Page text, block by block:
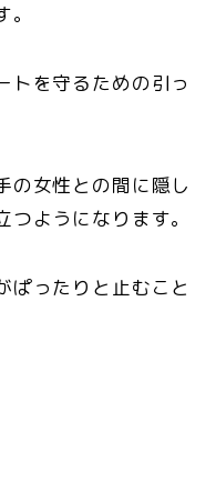
トを守るための引っ
の女性との間に隠し
ようになります。
ぱったりと止むこと